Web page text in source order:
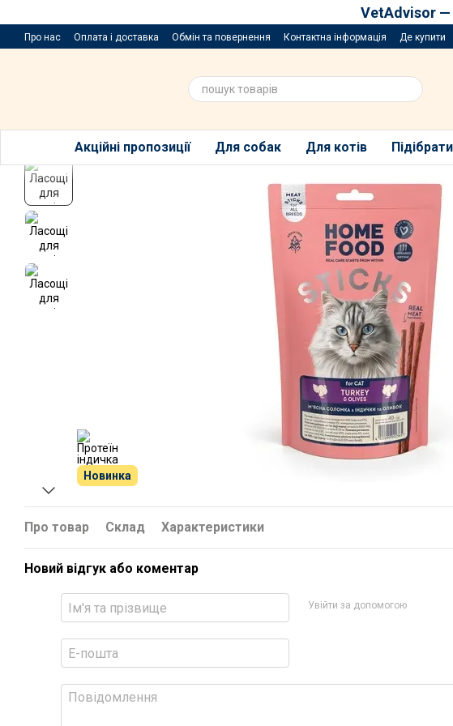
VetAdvisor —
Про нас Оплата і доставка Обмін та повернення Контактна інформація Де купити
Акційні пропозиції Для собак Для котів
Новинка
Про товар Склад Характеристики
Новий відгук або коментар
Увійти за допомогою